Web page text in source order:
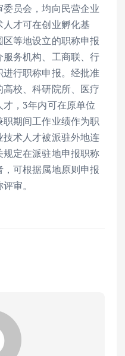
员会，均向民营企业
才可在创业孵化基
等地设立的职称申报
务机构、工商联、行
行职称申报。经批准
校、科研院所、医疗
，3年内可在原单位
期间工作业绩作为职
术人才被派驻外地连
定在派驻地申报职称
可根据属地原则申报
审。